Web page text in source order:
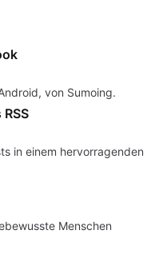
von Sumoing.
in einem hervorragenden
Menschen